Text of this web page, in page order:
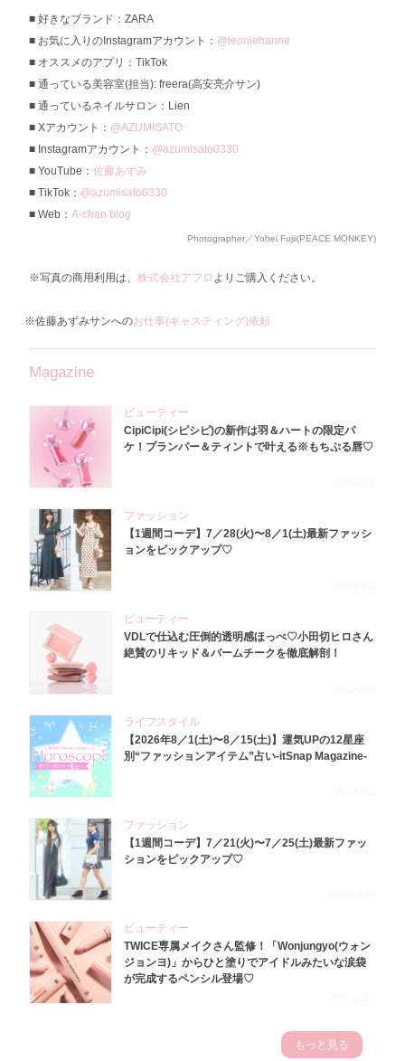
好きなブランド：ZARA
お気に入りのInstagramアカウント： @leoniehanne
オススメのアプリ：TikTok
通っている美容室(担当): freera(高安亮介サン)
通っているネイルサロン：Lien
Xアカウント： @AZUMISATO
Instagramアカウント： @azumisato0330
YouTube： 佐藤あずみ
TikTok： @azumisato0330
Web： A-chan blog
Photographer／Yohei Fujii(PEACE MONKEY)
※写真の商用利用は、 株式会社アフロ よりご購入ください。
※佐藤あずみサンへのお仕事(キャスティング)依頼
Magazine
ビューティー
CipiCipi(シピシピ)の新作は羽＆ハートの限定パ
ケ！プランパー＆ティントで叶える※もちぷる唇♡
ファッション
【1週間コーデ】7／28(火)〜8／1(土)最新ファッシ
ョンをピックアップ♡
ビューティー
VDLで仕込む圧倒的透明感ほっぺ♡小田切ヒロさん
絶賛のリキッド＆バームチークを徹底解剖！
ライフスタイル
【2026年8／1(土)〜8／15(土)】運気UPの12星座
別“ファッションアイテム”占い-itSnap Magazine-
ファッション
【1週間コーデ】7／21(火)〜7／25(土)最新ファッ
ションをピックアップ♡
ビューティー
TWICE専属メイクさん監修！「Wonjungyo(ウォン
ジョンヨ)」からひと塗りでアイドルみたいな涙袋
が完成するペンシル登場♡
もっと見る